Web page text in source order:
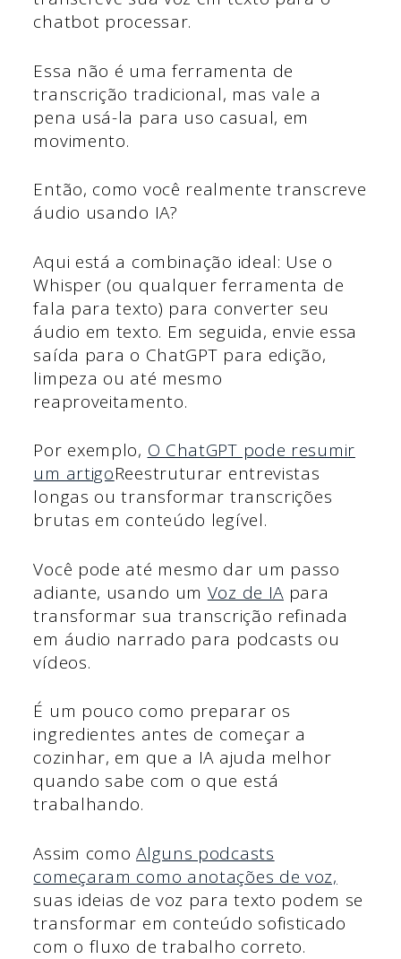
chatbot processar.
Essa não é uma ferramenta de
transcrição tradicional, mas vale a
pena usá-la para uso casual, em
movimento.
Então, como você realmente transcreve
áudio usando IA?
Aqui está a combinação ideal: Use o
Whisper (ou qualquer ferramenta de
fala para texto) para converter seu
áudio em texto. Em seguida, envie essa
saída para o ChatGPT para edição,
limpeza ou até mesmo
reaproveitamento.
Por exemplo, O ChatGPT pode resumir
um artigoReestruturar entrevistas
longas ou transformar transcrições
brutas em conteúdo legível.
Você pode até mesmo dar um passo
adiante, usando um Voz de IA para
transformar sua transcrição refinada
em áudio narrado para podcasts ou
vídeos.
É um pouco como preparar os
ingredientes antes de começar a
cozinhar, em que a IA ajuda melhor
quando sabe com o que está
trabalhando.
Assim comoAlguns podcasts
começaram como anotações de voz,
suas ideias de voz para texto podem se
transformar em conteúdo sofisticado
com o fluxo de trabalho correto.